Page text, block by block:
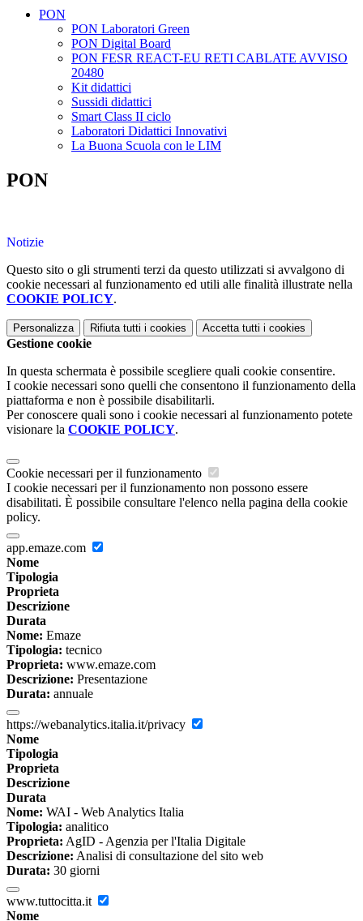
PON
PON Laboratori Green
PON Digital Board
PON FESR REACT-EU RETI CABLATE AVVISO
20480
Kit didattici
Sussidi didattici
Smart Class II ciclo
Laboratori Didattici Innovativi
La Buona Scuola con le LIM
PON
Notizie
Questo sito o gli strumenti terzi da questo utilizzati si avvalgono di
cookie necessari al funzionamento ed utili alle finalità illustrate nella
COOKIE POLICY.
Personalizza Rifiuta tutti i cookies Accetta tutti i cookies
Gestione cookie
In questa schermata è possibile scegliere quali cookie consentire.
I cookie necessari sono quelli che consentono il funzionamento della
piattaforma e non è possibile disabilitarli.
Per conoscere quali sono i cookie necessari al funzionamento potete
visionare la COOKIE POLICY.
Cookie necessari per il funzionamento
I cookie necessari per il funzionamento non possono essere
disabilitati. È possibile consultare l'elenco nella pagina della cookie
policy.
app.emaze.com
Nome
Tipologia
Proprieta
Descrizione
Durata
Nome: Emaze
Tipologia: tecnico
Proprieta: www.emaze.com
Descrizione: Presentazione
Durata: annuale
https://webanalytics.italia.it/privacy
Nome
Tipologia
Proprieta
Descrizione
Durata
Nome: WAI - Web Analytics Italia
Tipologia: analitico
Proprieta: AgID - Agenzia per l'Italia Digitale
Descrizione: Analisi di consultazione del sito web
Durata: 30 giorni
www.tuttocitta.it
Nome